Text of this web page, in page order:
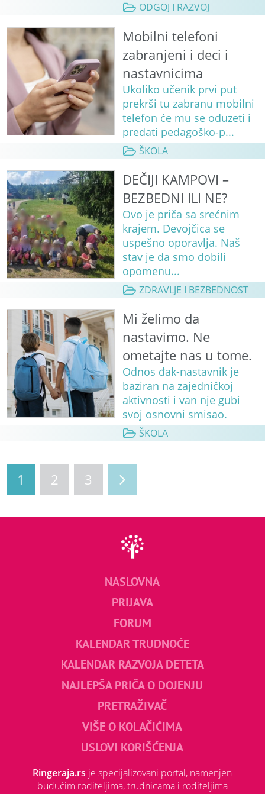
ODGOJ I RAZVOJ
Mobilni telefoni
zabranjeni i deci i
nastavnicima
Ukoliko učenik prvi put
prekrši tu zabranu mobilni
telefon će mu se oduzeti i
predati pedagoško-p...
ŠKOLA
DEČIJI KAMPOVI –
BEZBEDNI ILI NE?
Ovo je priča sa srećnim
krajem. Devojčica se
uspešno oporavlja. Naš
stav je da smo dobili
opomenu...
ZDRAVLJE I BEZBEDNOST
Mi želimo da
nastavimo. Ne
ometajte nas u tome.
Odnos đak-nastavnik je
baziran na zajedničkoj
aktivnosti i van nje gubi
svoj osnovni smisao.
ŠKOLA
1 2 3
NASLOVNA
PRIJAVA
FORUM
KALENDAR TRUDNOĆE
KALENDAR RAZVOJA DETETA
NAJLEPŠA PRIČA O DOJENJU
PRETRAŽIVAČ
VIŠE O KOLAČIĆIMA
USLOVI KORIŠĆENJA
Ringeraja.rs je specijalizovani portal, namenjen
budućim roditeljima, trudnicama i roditeljima